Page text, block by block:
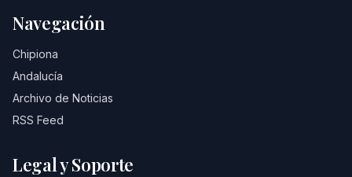
Navegación
Chipiona
Andalucía
Archivo de Noticias
RSS Feed
Legal y Soporte